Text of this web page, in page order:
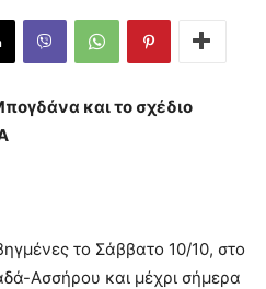
και το σχέδιο
το Σάββατο 10/10, στο
Ασσήρου και μέχρι σήμερα